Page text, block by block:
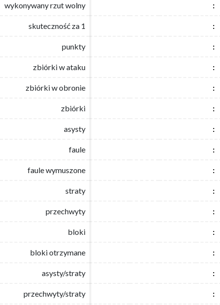
wykonywany rzut wolny :
skuteczność za 1 :
punkty :
zbiórki w ataku :
zbiórki w obronie :
zbiórki :
asysty :
faule :
faule wymuszone :
straty :
przechwyty :
bloki :
bloki otrzymane :
asysty/straty :
przechwyty/straty :
wykonywany rzut wolny :
skuteczność za 1 :
punkty :
zbiórki w ataku :
zbiórki w obronie :
zbiórki :
asysty :
faule :
faule wymuszone :
straty :
przechwyty :
bloki :
bloki otrzymane :
asysty/straty :
przechwyty/straty :